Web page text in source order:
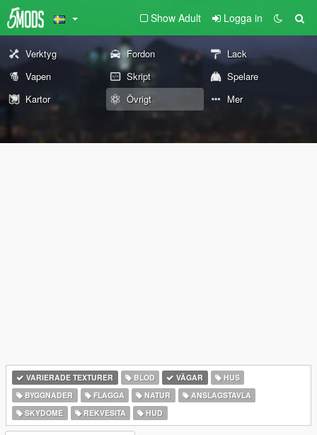
Show Adult Logga in
Verktyg Fordon
Lack
Vapen
Skript
Spelare
Kartor
Övrigt Mer
VARIERADE TEXTURER BLOD VÄGAR
HUS
BYGGNADER
FLAGGA NATUR
ANSLAGSTAVLA
SKYDOME
REKVESITA HUD